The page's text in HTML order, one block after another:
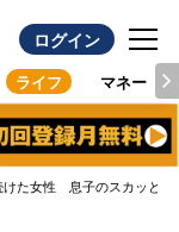
ログイン
ライフ マネー
けた女性 息子のスカッとす